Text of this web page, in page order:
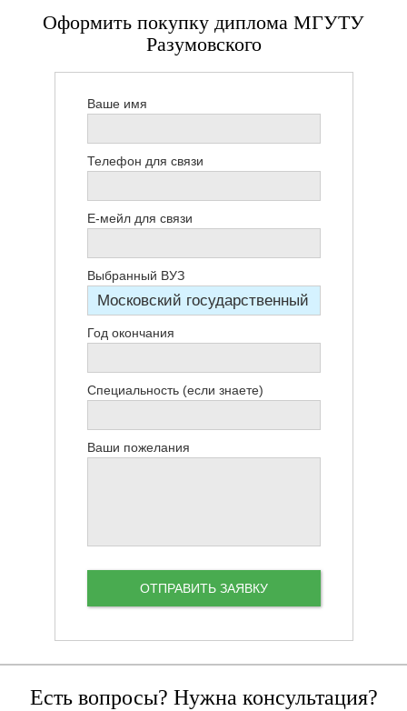
Оформить покупку диплома МГУТУ
Разумовского
Ваше имя
Телефон для связи
Е-мейл для связи
Выбранный ВУЗ
Год окончания
Специальность (если знаете)
Ваши пожелания
Есть вопросы? Нужна консультация?